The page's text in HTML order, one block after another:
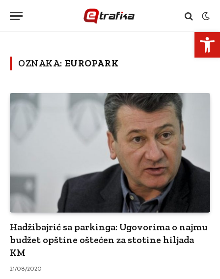
OZNAKA: EUROPARK
Hadžibajrić sa parkinga: Ugovorima o najmu
budžet opštine oštećen za stotine hiljada
KM
21/08/2020